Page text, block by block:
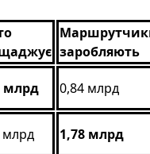
заробляють
млрд 0,84 млрд
млрд 1,78 млрд